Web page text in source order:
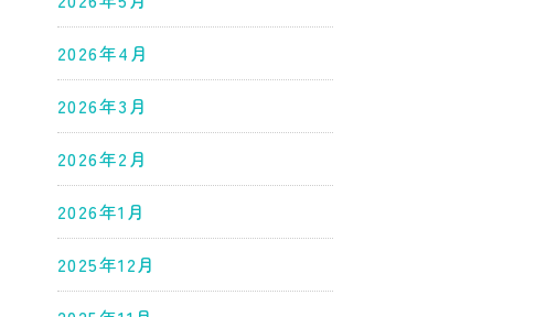
2026年4月
2026年3月
2026年2月
2026年1月
2025年12月